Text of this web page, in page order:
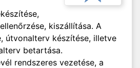
kiszállítása. A
útvonalterv készítése, illetve
betartása.
rendszeres vezetése, a